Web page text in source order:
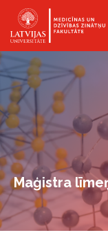
Maģistra